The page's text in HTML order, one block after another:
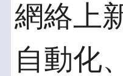
網絡上
自動化